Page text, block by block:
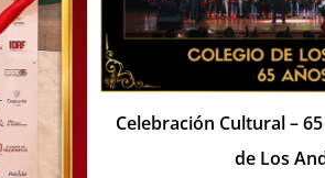
Celebración Cultural –
de Los